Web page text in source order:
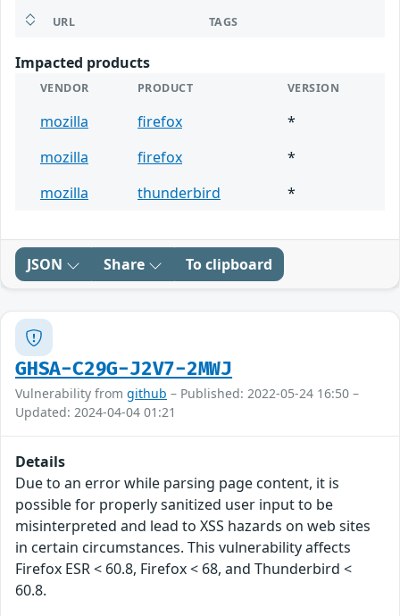
URL TAGS
Impacted products
VENDOR PRODUCT VERSION
mozilla firefox
*
mozilla
firefox
*
mozilla
thunderbird *
JSON Share To clipboard
GHSA-C29G-J2V7-2MWJ
Vulnerability from github – Published: 2022-05-24 16:50 –
Updated: 2024-04-04 01:21
Details
Due to an error while parsing page content, it is
possible for properly sanitized user input to be
misinterpreted and lead to XSS hazards on web sites
in certain circumstances. This vulnerability affects
Firefox ESR < 60.8, Firefox < 68, and Thunderbird <
60.8.